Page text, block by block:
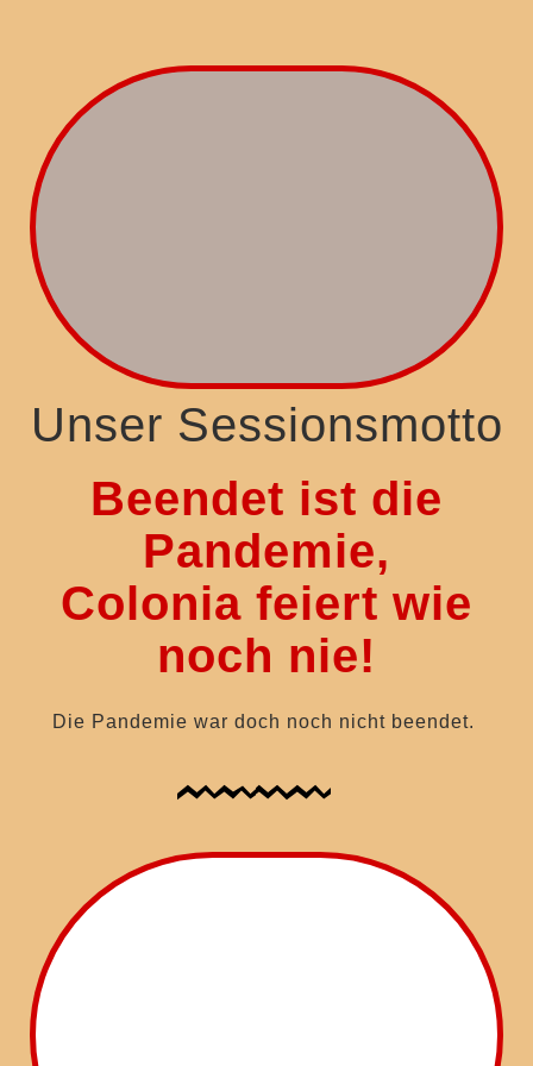
Unser Sessionsmotto
Beendet ist die
Pandemie,
Colonia feiert wie
noch nie!
Die Pandemie war doch noch nicht beendet.